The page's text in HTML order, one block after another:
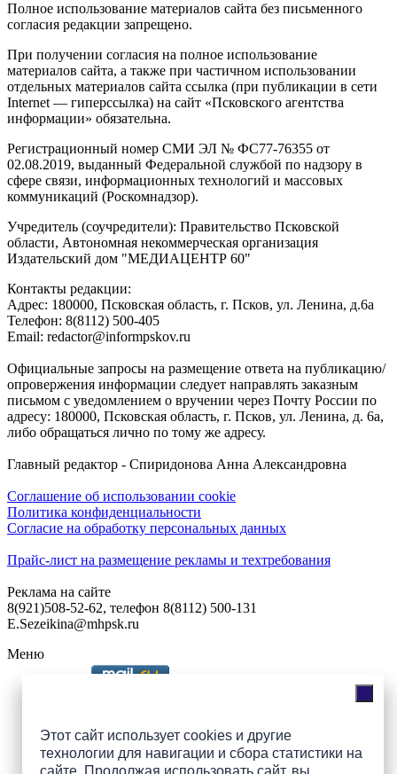
Этот сайт использует cookies и другие
технологии для навигации и сбора статистики на
сайте. Продолжая использовать сайт, вы
Полное использование материалов сайта без письменного
согласия редакции запрещено.
При получении согласия на полное использование
материалов сайта, а также при частичном использовании
отдельных материалов сайта ссылка (при публикации в сети
Internet — гиперссылка) на сайт «Псковского агентства
информации» обязательна.
Регистрационный номер СМИ ЭЛ № ФС77-76355 от
02.08.2019, выданный Федеральной службой по надзору в
сфере связи, информационных технологий и массовых
коммуникаций (Роскомнадзор).
Учредитель (соучредители): Правительство Псковской
области, Автономная некоммерческая организация
Издательский дом "МЕДИАЦЕНТР 60"
Контакты редакции:
Адреc: 180000, Псковская область, г. Псков, ул. Ленина, д.6а
Телефон: 8(8112) 500-405
Email: redactor@informpskov.ru
Официальные запросы на размещение ответа на публикацию/
опровержения информации следует направлять заказным
письмом с уведомлением о вручении через Почту России по
адресу: 180000, Псковская область, г. Псков, ул. Ленина, д. 6а,
либо обращаться лично по тому же адресу.
Главный редактор - Спиридонова Анна Александровна
Соглашение об использовании cookie
Политика конфиденциальности
Согласие на обработку персональных данных
Прайс-лист на размещение рекламы и техтребования
Реклама на сайте
8(921)508-52-62, телефон 8(8112) 500-131
E.Sezeikina@mhpsk.ru
Меню